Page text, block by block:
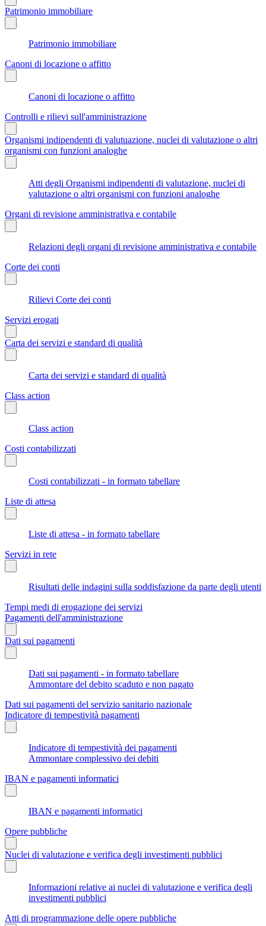
Patrimonio immobiliare
Patrimonio immobiliare
Canoni di locazione o affitto
Canoni di locazione o affitto
Controlli e rilievi sull'amministrazione
Organismi indipendenti di valutuazione, nuclei di valutazione o altri
organismi con funzioni analoghe
Atti degli Organismi indipendenti di valutazione, nuclei di
valutazione o altri organismi con funzioni analoghe
Organi di revisione amministrativa e contabile
Relazioni degli organi di revisione amministrativa e contabile
Corte dei conti
Rilievi Corte dei conti
Servizi erogati
Carta dei servizi e standard di qualità
Carta dei servizi e standard di qualità
Class action
Class action
Costi contabilizzati
Costi contabilizzati - in formato tabellare
Liste di attesa
Liste di attesa - in formato tabellare
Servizi in rete
Risultati delle indagini sulla soddisfazione da parte degli utenti
Tempi medi di erogazione dei servizi
Pagamenti dell'amministrazione
Dati sui pagamenti
Dati sui pagamenti - in formato tabellare
Ammontare del debito scaduto e non pagato
Dati sui pagamenti del servizio sanitario nazionale
Indicatore di tempestività pagamenti
Indicatore di tempestività dei pagamenti
Ammontare complessivo dei debiti
IBAN e pagamenti informatici
IBAN e pagamenti informatici
Opere pubbliche
Nuclei di valutazione e verifica degli investimenti pubblici
Informazioni relative ai nuclei di valutazione e verifica degli
investimenti pubblici
Atti di programmazione delle opere pubbliche